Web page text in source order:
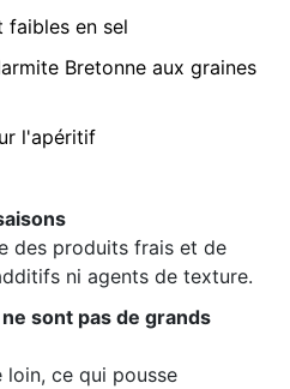
faibles en sel
Bretonne aux graines
l'apéritif
des produits frais et de
ni agents de texture.
sont pas de grands
loin, ce qui pousse